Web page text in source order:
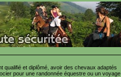
qualifié et diplômé, avoir des chevaux adaptés
pour une randonnée équestre ou un voyage